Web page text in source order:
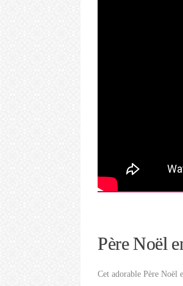
Père Noël
Cet adorable Père Noël